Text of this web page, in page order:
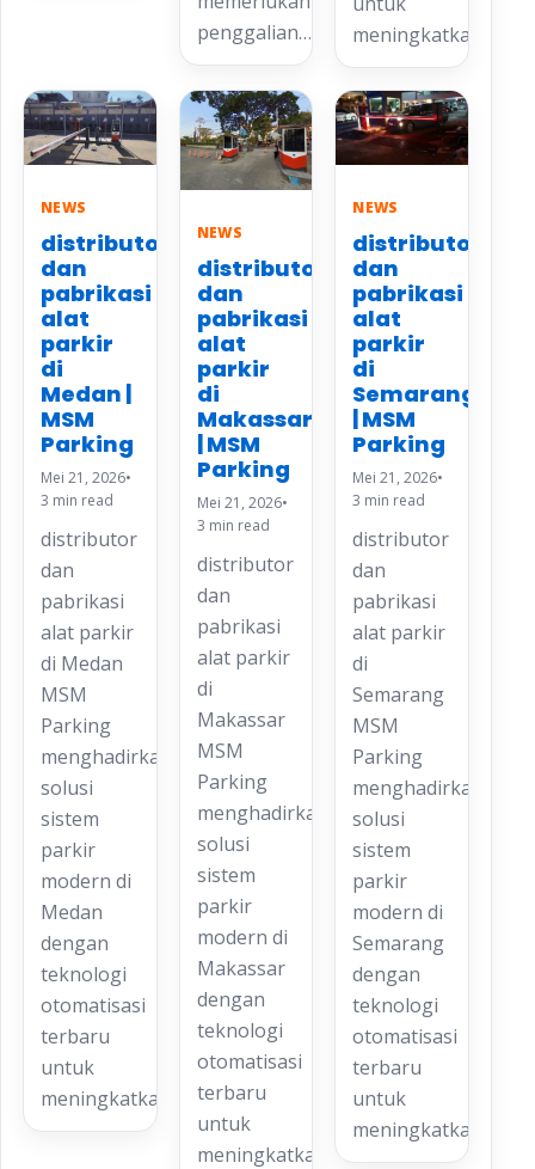
penggalian…
meningkatkan…
NEWS
distributor
dan
pabrikasi
alat
parkir
di
Medan |
MSM
Parking
Mei 21, 2026•
3 min read
distributor
dan
pabrikasi
alat parkir
di Medan
MSM
Parking
menghadirkan
solusi
sistem
parkir
modern di
Medan
dengan
teknologi
otomatisasi
terbaru
untuk
meningkatkan…
NEWS
distributor
dan
pabrikasi
alat
parkir
di
Makassar
| MSM
Parking
Mei 21, 2026•
3 min read
distributor
dan
pabrikasi
alat parkir
di
Makassar
MSM
Parking
menghadirkan
solusi
sistem
parkir
modern di
Makassar
dengan
teknologi
otomatisasi
terbaru
untuk
meningkatkan…
NEWS
distributor
dan
pabrikasi
alat
parkir
di
Semarang
| MSM
Parking
Mei 21, 2026•
3 min read
distributor
dan
pabrikasi
alat parkir
di
Semarang
MSM
Parking
menghadirkan
solusi
sistem
parkir
modern di
Semarang
dengan
teknologi
otomatisasi
terbaru
untuk
meningkatkan…